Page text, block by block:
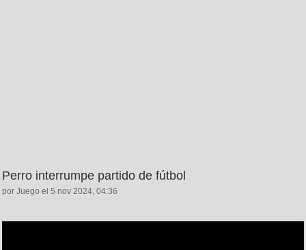
Perro interrumpe partido de fútbol
por Juego el 5 nov 2024, 04:36